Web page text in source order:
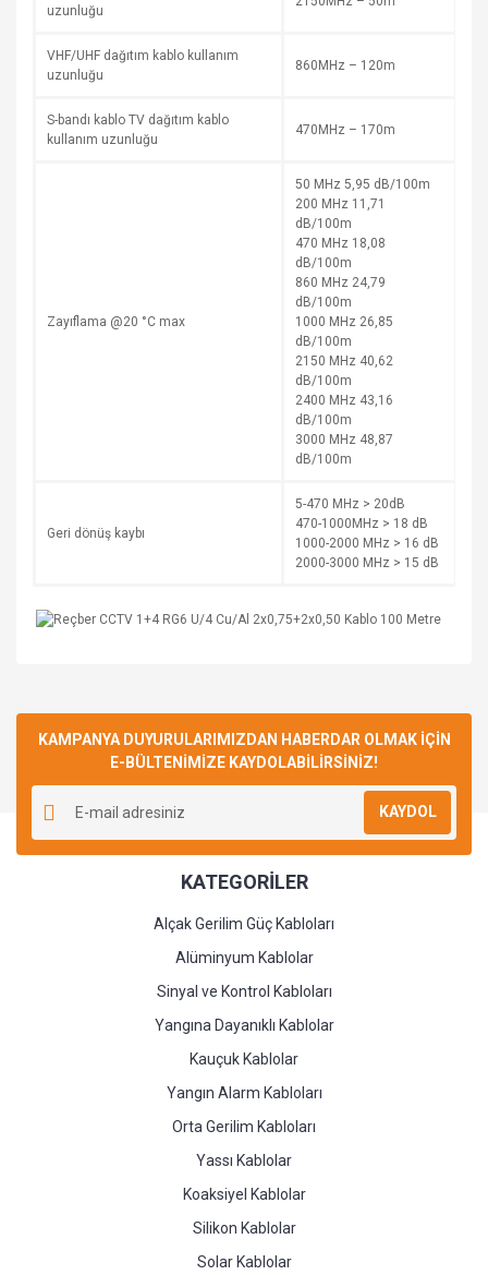
uzunluğu
VHF/UHF dağıtım kablo kullanım
uzunluğu
860MHz – 120m
S-bandı kablo TV dağıtım kablo
kullanım uzunluğu
470MHz – 170m
Zayıflama @20 °C max
50 MHz 5,95 dB/100m
200 MHz 11,71
dB/100m
470 MHz 18,08
dB/100m
860 MHz 24,79
dB/100m
1000 MHz 26,85
dB/100m
2150 MHz 40,62
dB/100m
2400 MHz 43,16
dB/100m
3000 MHz 48,87
dB/100m
Geri dönüş kaybı
5-470 MHz > 20dB
470-1000MHz > 18 dB
1000-2000 MHz > 16 dB
2000-3000 MHz > 15 dB
Yorum Yaz
KAMPANYA DUYURULARIMIZDAN HABERDAR OLMAK İÇİN
E-BÜLTENİMİZE KAYDOLABİLİRSİNİZ!
KAYDOL
KATEGORİLER
Alçak Gerilim Güç Kabloları
Alüminyum Kablolar
Sinyal ve Kontrol Kabloları
Yangına Dayanıklı Kablolar
Kauçuk Kablolar
Yangın Alarm Kabloları
Orta Gerilim Kabloları
Yassı Kablolar
Koaksiyel Kablolar
Silikon Kablolar
Solar Kablolar